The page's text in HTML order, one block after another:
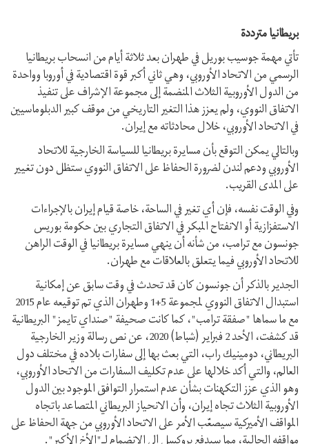
بريطانيا مترددة
تأتي مهمة جوسيب بوريل في طهران بعد ثلاثة أيام من انسحاب بريطانيا
الرسمي من الاتحاد الأوروبي، وهي ثاني أكبر قوة اقتصادية في أوروبا وواحدة
من الدول الأوروبية الثلاث المنضمة إلى مجموعة الإشراف على تنفيذ
الاتفاق النووي، ولم يعزز هذا التغير التاريخي من موقف كبير الدبلوماسيين
في الاتحاد الأوروبي، خلال محادثاته مع إيران.
وبالتالي يمكن التوقع بأن مسايرة بريطانيا للسياسة الخارجية للاتحاد
الأوروبي ودعم لندن لضرورة الحفاظ على الاتفاق النووي ستظل دون تغيير
على المدى القريب.
وفي الوقت نفسه، فإن أي تغير في الساحة، خاصة قيام إيران بالإجراءات
الاستفزازية أو الانفتاح المبكر في الاتفاق التجاري بين حكومة بوريس
جونسون مع ترامب، من شأنه أن ينهي مسايرة بريطانيا في الوقت الراهن
للاتحاد الأوروبي فيما يتعلق بالعلاقات مع طهران.
الجدير بالذكر أن جونسون كان قد تحدث في وقت سابق عن إمكانية
استبدال الاتفاق النووي لمجموعة 5+1 وطهران الذي تم توقيعه عام 2015
مع ما سماها "صفقة ترامب"، كما كانت صحيفة "صنداي تايمز" البريطانية
قد كشفت، الأحد 2 فبراير (شباط) 2020، عن نص رسالة وزير الخارجية
البريطاني، دومينيك راب، التي بعث بها إلى سفارات بلاده في مختلف دول
العالم، والتي أكد خلالها على عدم تكليف السفارات من الاتحاد الأوروبي،
وهو الذي عزز التكهنات بشأن عدم استمرار التوافق الموجود بين الدول
الأوروبية الثلاث تجاه إيران، وأن الانحياز البريطاني المتصاعد باتجاه
المواقف الأميركية سيصعّب الأمر على الاتحاد الأوروبي من جهة الحفاظ على